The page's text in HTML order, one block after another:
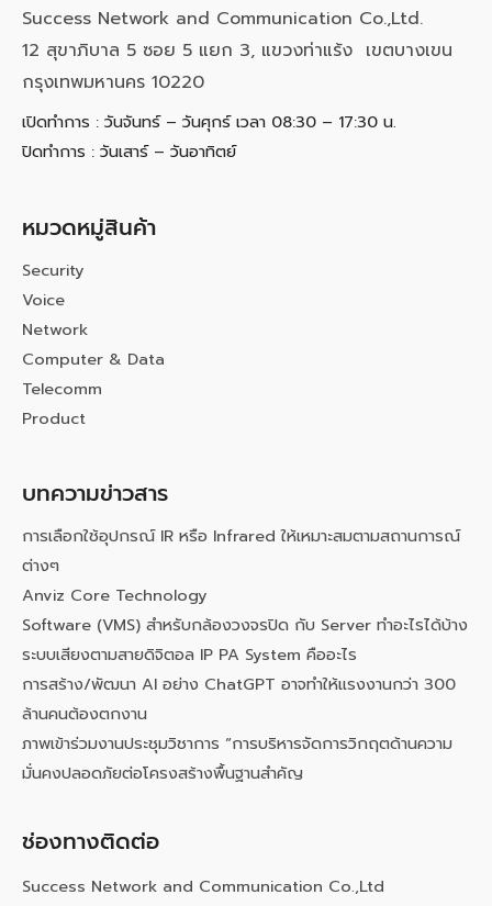
Success Network and Communication Co.,Ltd.
12 สุขาภิบาล 5 ซอย 5 แยก 3, แขวงท่าแร้ง เขตบางเขน
กรุงเทพมหานคร 10220
เปิดทำการ : วันจันทร์ – วันศุกร์ เวลา 08:30 – 17:30 น.
ปิดทำการ : วันเสาร์ – วันอาทิตย์
หมวดหมู่สินค้า
Security
Voice
Network
Computer & Data
Telecomm
Product
บทความข่าวสาร
การเลือกใช้อุปกรณ์ IR หรือ Infrared ให้เหมาะสมตามสถานการณ์
ต่างๆ
Anviz Core Technology
Software (VMS) สำหรับกล้องวงจรปิด กับ Server ทำอะไรได้บ้าง
ระบบเสียงตามสายดิจิตอล IP PA System คืออะไร
การสร้าง/พัฒนา AI อย่าง ChatGPT อาจทำให้แรงงานกว่า 300
ล้านคนต้องตกงาน
ภาพเข้าร่วมงานประชุมวิชาการ “การบริหารจัดการวิกฤตด้านความ
มั่นคงปลอดภัยต่อโครงสร้างพื้นฐานสำคัญ
ช่องทางติดต่อ
Success Network and Communication Co.,Ltd